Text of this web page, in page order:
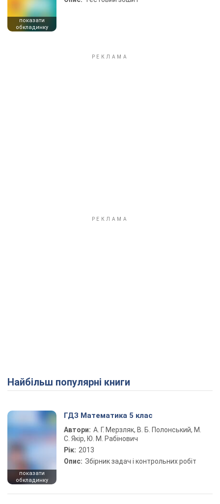
показати
обкладинку
Найбільш популярні книги
показати
обкладинку
ГДЗ Математика 5 клас
Автори: А. Г. Мерзляк, В. Б. Полонський, М.
С. Якір, Ю. М. Рабінович
Рік: 2013
Опис: Збірник задач і контрольних робіт